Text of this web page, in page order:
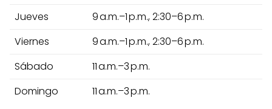
Jueves
9 a.m.–1 p.m., 2:30–6 p.m.
Viernes
9 a.m.–1 p.m., 2:30–6 p.m.
Sábado
11 a.m.–3 p.m.
Domingo
11 a.m.–3 p.m.